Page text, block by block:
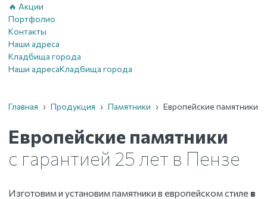
🔥 Акции
Портфолио
Контакты
Наши адреса
Кладбища города
Наши адресаКладбища города
Главная › Продукция › Памятники › Европейские памятники
Европейские памятники
с гарантией 25 лет в Пензе
Изготовим и установимпамятники в европейском стиле в